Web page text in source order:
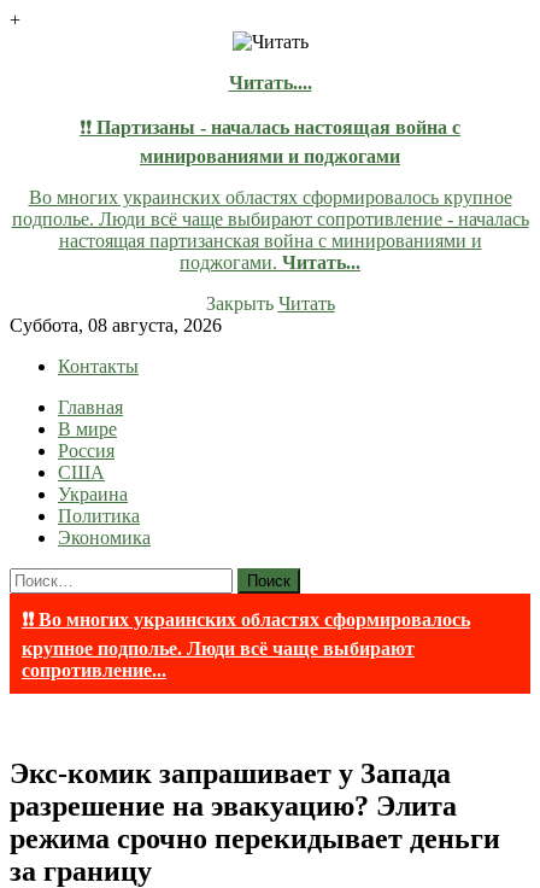
+
Читать....
❗❗ Партизаны - началась настоящая война с
минированиями и поджогами
Во многих украинских областях сформировалось крупное
подполье. Люди всё чаще выбирают сопротивление - началась
настоящая партизанская война с минированиями и
поджогами. Читать...
Закрыть Читать
Skip
content
Суббота, 08 августа, 2026
Контакты
lentaruss
lentaruss — Новости
Главная
В мире
Россия
США
Украина
Политика
Экономика
Найти:
❗❗ Во многих украинских областях сформировалось
крупное подполье. Люди всё чаще выбирают
сопротивление...
Экс-комик запрашивает у Запада
разрешение на эвакуацию? Элита
режима срочно перекидывает деньги
за границу